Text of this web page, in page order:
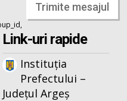
Trimite mesajul
Link-uri rapide
Instituția
Prefectului –
Județul Argeș